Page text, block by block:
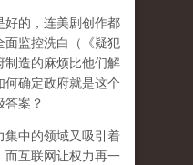
好的，连美剧创作都
面监控洗白（《疑犯
制造的麻烦比他们解
何确定政府就是这个
答案？
集中的领域又吸引着
而互联网让权力再一